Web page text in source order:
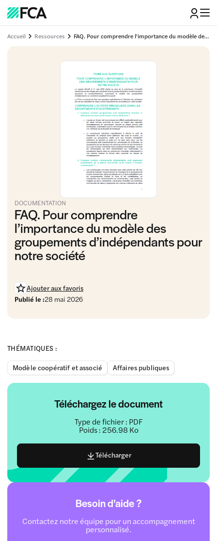
Accueil Ressources FAQ. Pour comprendre l'importance du modèle des groupements d'indépendants pour notre société
DOCUMENTATION
FAQ. Pour comprendre
l’importance du modèle des
groupements d’indépendants pour
notre société
Ajouter aux favoris
Publié le :28 mai 2026
THÉMATIQUES :
Modèle coopératif et associé
Affaires publiques
Téléchargez le document
Type de fichier : PDF
Poids : 256.98 Ko
Télécharger
Besoin d’aide ?
Contactez notre équipe pour un accompagnement
personnalisé.